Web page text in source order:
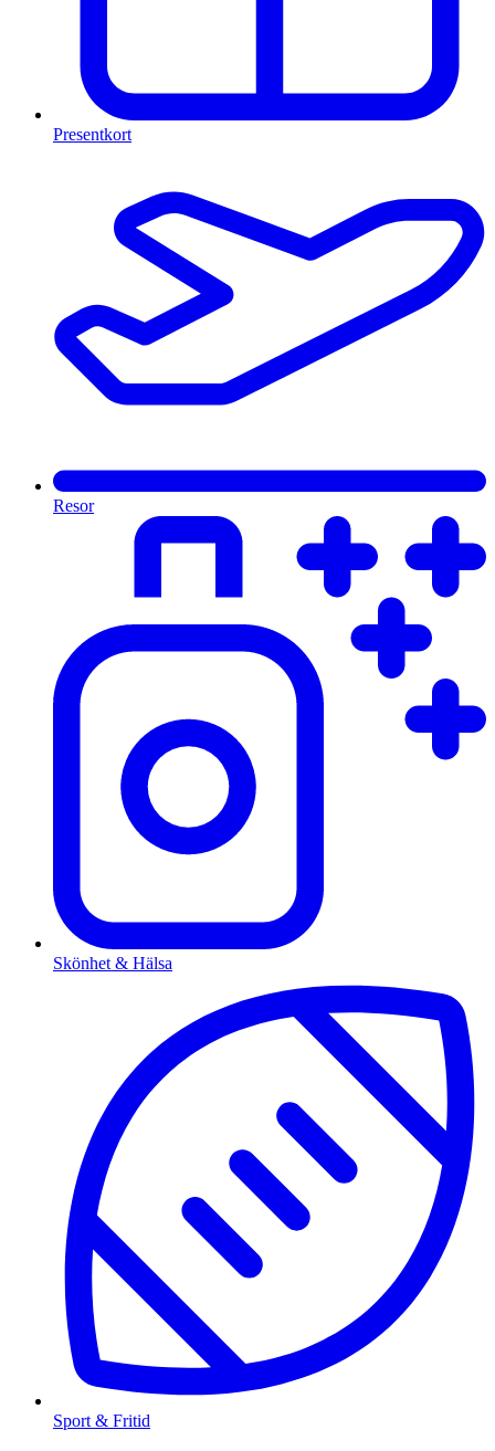
Presentkort
Resor
Skönhet & Hälsa
Sport & Fritid